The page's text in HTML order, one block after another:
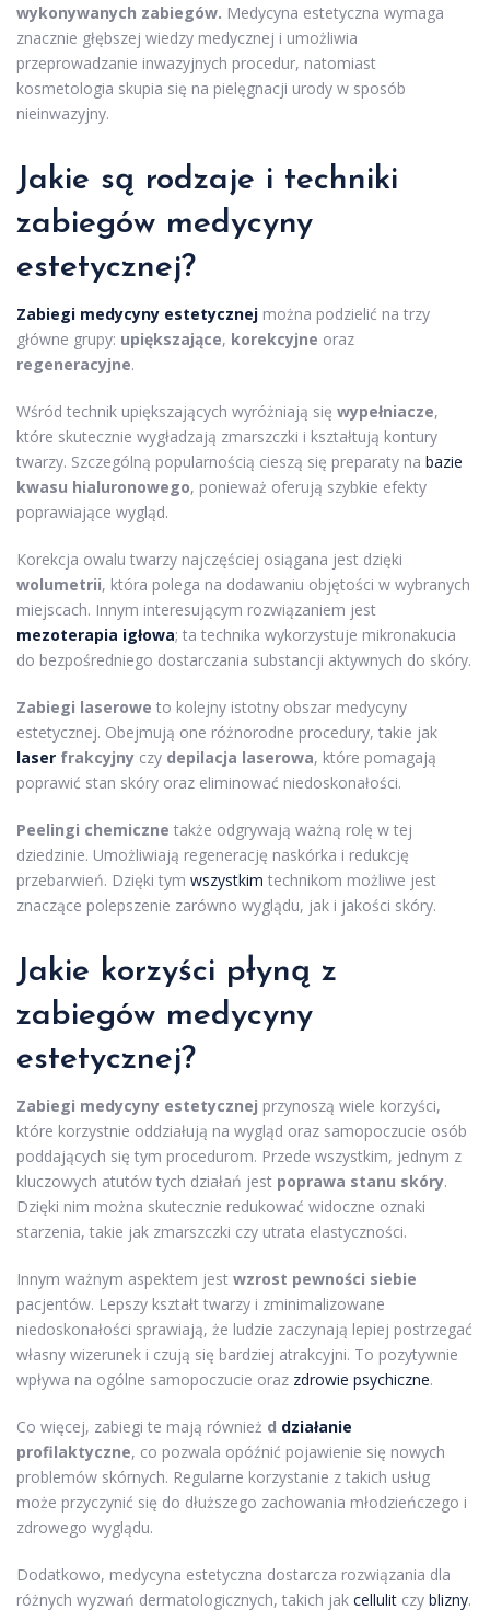
wykonywanych zabiegów. Medycyna estetyczna wymaga
znacznie głębszej wiedzy medycznej i umożliwia
przeprowadzanie inwazyjnych procedur, natomiast
kosmetologia skupia się na pielęgnacji urody w sposób
nieinwazyjny.
Jakie są rodzaje i techniki
zabiegów medycyny
estetycznej?
Zabiegi medycyny estetycznej można podzielić na trzy
główne grupy: upiększające, korekcyjne oraz
regeneracyjne.
Wśród technik upiększających wyróżniają się wypełniacze,
które skutecznie wygładzają zmarszczki i kształtują kontury
twarzy. Szczególną popularnością cieszą się preparaty na bazie
kwasu hialuronowego, ponieważ oferują szybkie efekty
poprawiające wygląd.
Korekcja owalu twarzy najczęściej osiągana jest dzięki
wolumetrii, która polega na dodawaniu objętości w wybranych
miejscach. Innym interesującym rozwiązaniem jest
mezoterapia igłowa; ta technika wykorzystuje mikronakucia
do bezpośredniego dostarczania substancji aktywnych do skóry.
Zabiegi laserowe to kolejny istotny obszar medycyny
estetycznej. Obejmują one różnorodne procedury, takie jak
laser frakcyjny czy depilacja laserowa, które pomagają
poprawić stan skóry oraz eliminować niedoskonałości.
Peelingi chemiczne także odgrywają ważną rolę w tej
dziedzinie. Umożliwiają regenerację naskórka i redukcję
przebarwień. Dzięki tym wszystkim technikom możliwe jest
znaczące polepszenie zarówno wyglądu, jak i jakości skóry.
Jakie korzyści płyną z
zabiegów medycyny
estetycznej?
Zabiegi medycyny estetycznej przynoszą wiele korzyści,
które korzystnie oddziałują na wygląd oraz samopoczucie osób
poddających się tym procedurom. Przede wszystkim, jednym z
kluczowych atutów tych działań jest poprawa stanu skóry.
Dzięki nim można skutecznie redukować widoczne oznaki
starzenia, takie jak zmarszczki czy utrata elastyczności.
Innym ważnym aspektem jest wzrost pewności siebie
pacjentów. Lepszy kształt twarzy i zminimalizowane
niedoskonałości sprawiają, że ludzie zaczynają lepiej postrzegać
własny wizerunek i czują się bardziej atrakcyjni. To pozytywnie
wpływa na ogólne samopoczucie oraz zdrowie psychiczne.
Co więcej, zabiegi te mają również d działanie
profilaktyczne, co pozwala opóźnić pojawienie się nowych
problemów skórnych. Regularne korzystanie z takich usług
może przyczynić się do dłuższego zachowania młodzieńczego i
zdrowego wyglądu.
Dodatkowo, medycyna estetyczna dostarcza rozwiązania dla
różnych wyzwań dermatologicznych, takich jak cellulit czy blizny.